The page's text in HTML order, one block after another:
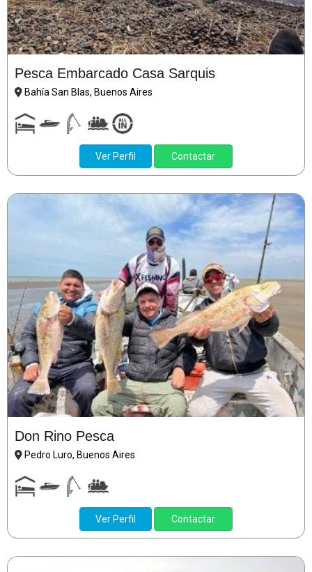
Pesca Embarcado Casa Sarquis
Bahía San Blas, Buenos Aires
Ver Perfil Contactar
Don Rino Pesca
Pedro Luro, Buenos Aires
Ver Perfil Contactar